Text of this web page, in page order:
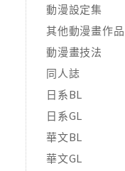
動漫設定集
其他動漫畫作品
動漫畫技法
同人誌
日系BL
日系GL
華文BL
華文GL